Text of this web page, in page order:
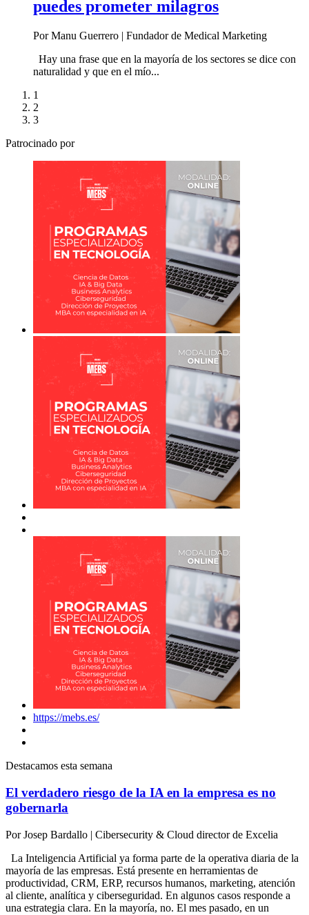
puedes prometer milagros
PorManu Guerrero | Fundador de Medical Marketing
Hay una frase que en la mayoría de los sectores se dice con
naturalidad y que en el mío...
1
2
3
Patrocinado por
https://mebs.es/
Destacamos esta semana
El verdadero riesgo de la IA en la empresa es no
gobernarla
PorJosep Bardallo | Cibersecurity & Cloud director de Excelia
La Inteligencia Artificial ya forma parte de la operativa diaria de la
mayoría de las empresas. Está presente en herramientas de
productividad, CRM, ERP, recursos humanos, marketing, atención
al cliente, analítica y ciberseguridad. En algunos casos responde a
una estrategia clara. En la mayoría, no. El mes pasado, en un